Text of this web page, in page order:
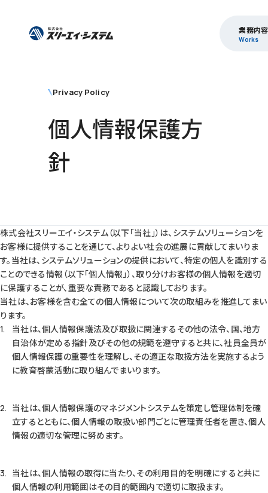
業務内容
Works
Privacy Policy
個人情報保護方
針
株式会社スリーエイ・システム（以下「当社」）は、システムソリューションを
お客様に提供することを通じて、よりよい社会の進展に貢献してまいりま
す。当社は、システムソリューションの提供において、特定の個人を識別する
ことのできる情報（以下「個人情報」）、取り分けお客様の個人情報を適切
に保護することが、重要な責務であると認識しております。
当社は、お客様を含む全ての個人情報について次の取組みを推進してまい
ります。
当社は、個人情報保護法及び取扱に関連するその他の法令、国、地方
自治体が定める指針及びその他の規範を遵守すると共に、社員全員が
個人情報保護の重要性を理解し、その適正な取扱方法を実施するよう
に教育啓蒙活動に取り組んでまいります。
当社は、個人情報保護のマネジメントシステムを策定し管理体制を確
立するとともに、個人情報の取扱い部門ごとに管理責任者を置き、個人
情報の適切な管理に努めます。
当社は、個人情報の取得に当たり、その利用目的を明確にすると共に
個人情報の利用範囲はその目的範囲内で適切に取扱ます。